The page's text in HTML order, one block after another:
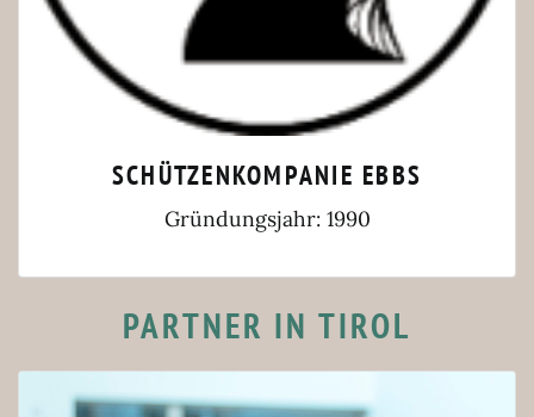
SCHÜTZENKOMPANIE EBBS
Gründungsjahr: 1990
PARTNER IN TIROL